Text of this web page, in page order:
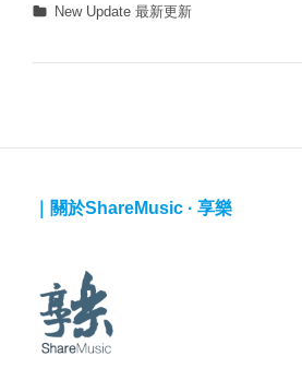
Categories
New Update 最新更新
｜關於ShareMusic · 享樂